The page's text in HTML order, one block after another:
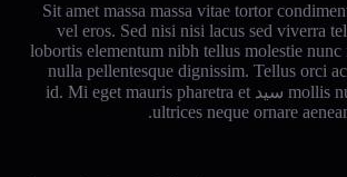
Sit amet massa massa vitae tortor
vel eros. Sed nisi nisi lacus sed viverra
lobortis elementum nibh tellus molestie nunc
nulla pellentesque dignissim. Tellus orci
mauris. في mollis nunc سيد id. Mi eget mauris pharetra et
ultrices neque ornare